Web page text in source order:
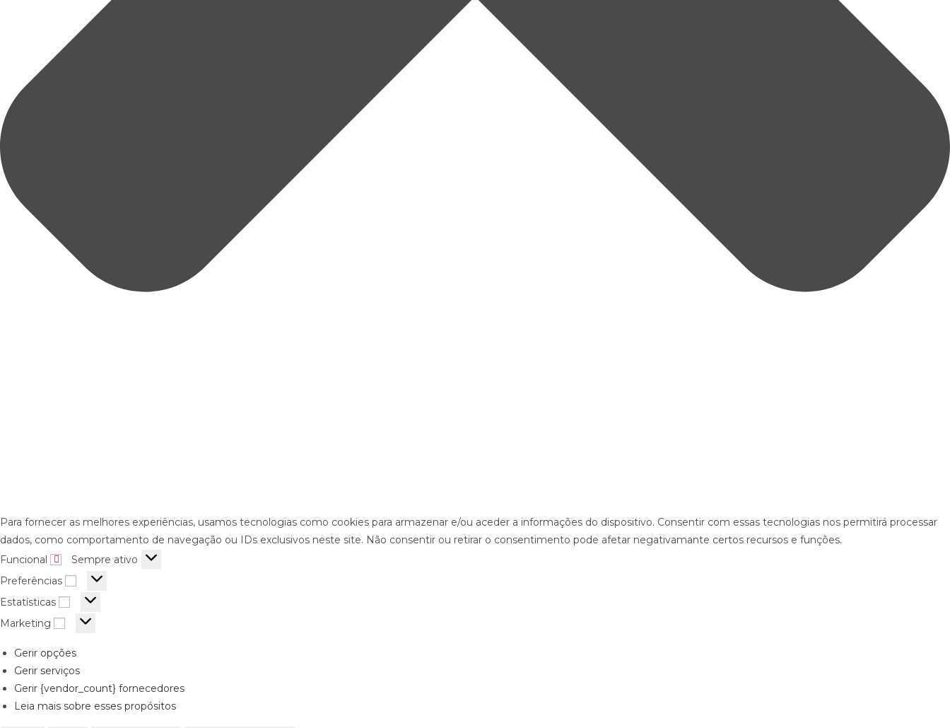
Para fornecer as melhores experiências, usamos tecnologias como cookies para armazenar e/ou aceder a informações do dispositivo. Consentir com essas tecnologias nos permitirá processar
dados, como comportamento de navegação ou IDs exclusivos neste site. Não consentir ou retirar o consentimento pode afetar negativamante certos recursos e funções.
Funcional
Sempre ativo
Preferências
Estatísticas
Marketing
Gerir opções
Gerir serviços
Gerir {vendor_count} fornecedores
Leia mais sobre esses propósitos